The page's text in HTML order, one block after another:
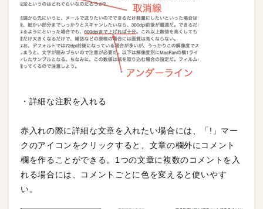
・詳細な注釈を入れる
赤入れの際に詳細な文章を入れたい場合には、「!」マー
クのアイコンをクリックすると、文章の欄外にコメント
欄を作ることができる。1つの文章に複数のコメントを入
れる場合には、コメントごとに色を変えると使いやす
い。